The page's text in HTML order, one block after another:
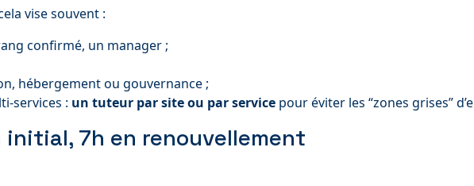
vise souvent :
confirmé, un manager ;
hébergement ou gouvernance ;
services : un tuteur par site ou par service pour éviter les “zones grises”
initial, 7h en renouvellement